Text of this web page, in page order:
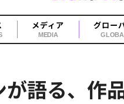
メディア
MEDIA
グロー
語る、作